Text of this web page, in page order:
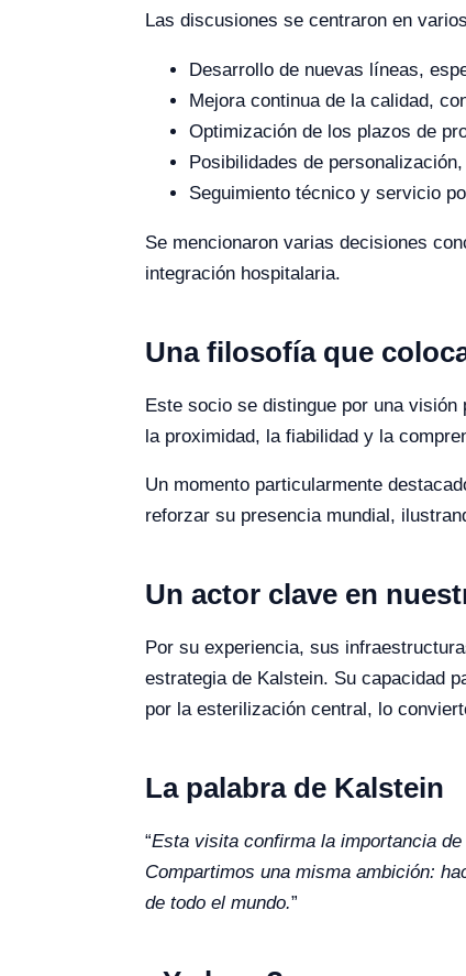
Las discusiones se centraron en
Desarrollo de nuevas líneas,
Mejora continua de la calidad,
Optimización de los plazos de
Posibilidades de
Seguimiento técnico y servicio
Se mencionaron varias decisiones
integración hospitalaria.
Una filosofía que
Este socio se distingue por una
la proximidad, la fiabilidad y la
Un momento particularmente
reforzar su presencia mundial,
Un actor clave en
Por su experiencia, sus
estrategia de Kalstein. Su capacidad
por la esterilización central, lo
La palabra de Kalstein
“Esta visita confirma la importancia
Compartimos una misma ambición:
de todo el mundo.”